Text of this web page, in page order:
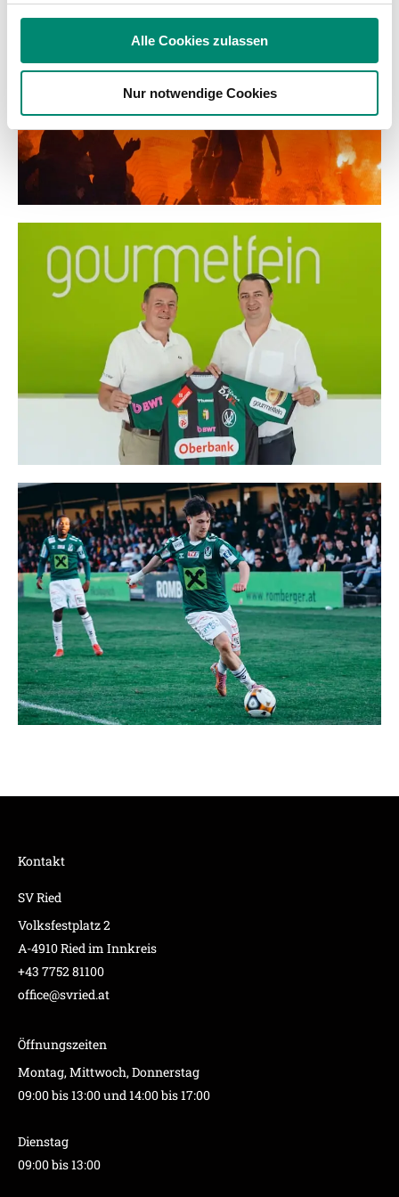
Verwendung unserer Website an unsere Partner für
weiteren Daten zusammen, die Sie ihnen bereitgestellt
haben oder die sie im Rahmen Ihrer Nutzung der Dienste
gesammelt haben.
Weitere Details, insbesondere zu Speicherdauer und
Empfänger entnehmen Sie unserer
Datenschutzerklärung.
Alle Cookies zulassen
Nur notwendige Cookies
Kontakt
SV Ried
Volksfestplatz 2
A-4910 Ried im Innkreis
+43 7752 81100
office@svried.at
Öffnungszeiten
Montag, Mittwoch, Donnerstag
09:00 bis 13:00 und 14:00 bis 17:00
Dienstag
09:00 bis 13:00